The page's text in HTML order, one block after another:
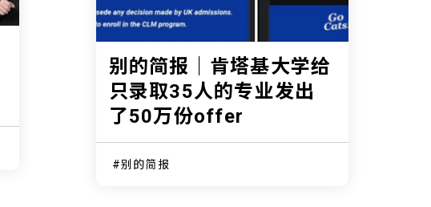
别的简报｜肯塔基大学给
只录取35人的专业发出
了50万份offer
别的简报